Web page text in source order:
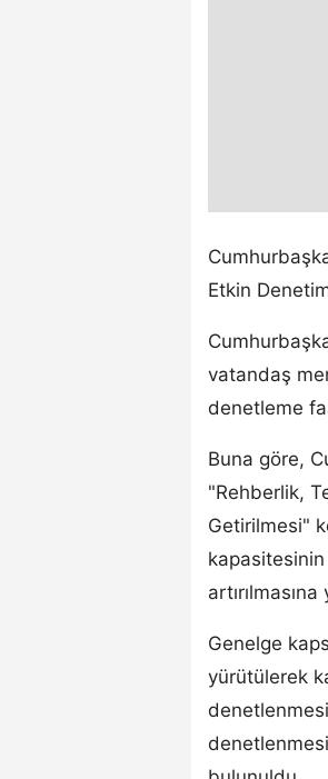
Etkin
vatandaş
denetleme
Buna göre,
"Rehberlik,
Getirilmesi"
Genelge
yürütülerek